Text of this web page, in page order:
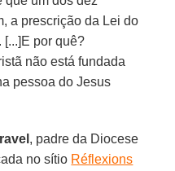
a prescrição da Lei do
[...]E por quê?
não está fundada
pessoa do Jesus
, padre da Diocese
no sítio Réflexions